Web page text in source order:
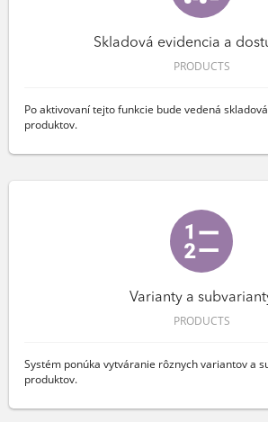
Skladová evidencia a
PRODUCTS
Po aktivovaní tejto funkcie bude vedená
produktov.
Varianty a
PRODUCTS
Systém ponúka vytváranie rôznych variantov a
produktov.